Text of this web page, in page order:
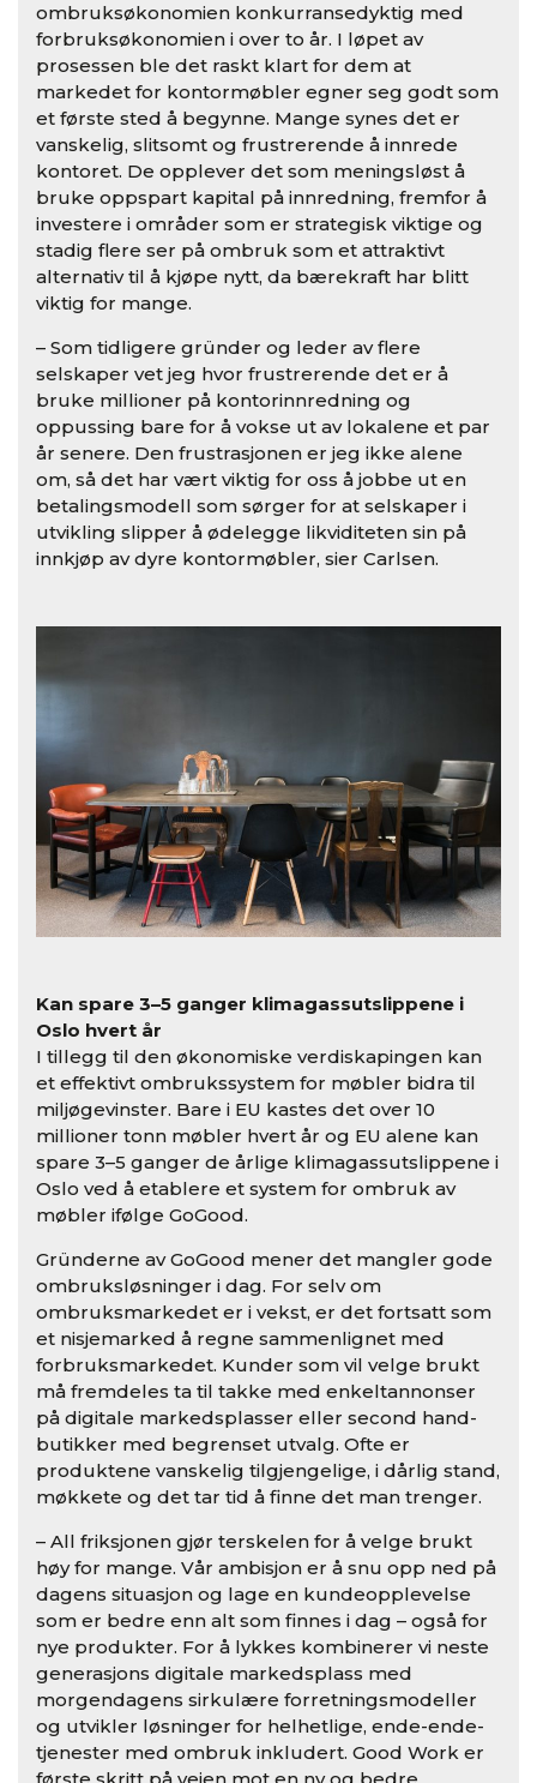
ombruksøkonomien konkurransedyktig med
forbruksøkonomien i over to år. I løpet av
prosessen ble det raskt klart for dem at
markedet for kontormøbler egner seg godt som
et første sted å begynne. Mange synes det er
vanskelig, slitsomt og frustrerende å innrede
kontoret. De opplever det som meningsløst å
bruke oppspart kapital på innredning, fremfor å
investere i områder som er strategisk viktige og
stadig flere ser på ombruk som et attraktivt
alternativ til å kjøpe nytt, da bærekraft har blitt
viktig for mange.
– Som tidligere gründer og leder av flere
selskaper vet jeg hvor frustrerende det er å
bruke millioner på kontorinnredning og
oppussing bare for å vokse ut av lokalene et par
år senere. Den frustrasjonen er jeg ikke alene
om, så det har vært viktig for oss å jobbe ut en
betalingsmodell som sørger for at selskaper i
utvikling slipper å ødelegge likviditeten sin på
innkjøp av dyre kontormøbler, sier Carlsen.
Kan spare 3–5 ganger klimagassutslippene i
Oslo hvert år
I tillegg til den økonomiske verdiskapingen kan
et effektivt ombrukssystem for møbler bidra til
miljøgevinster. Bare i EU kastes det over 10
millioner tonn møbler hvert år og EU alene kan
spare 3–5 ganger de årlige klimagassutslippene i
Oslo ved å etablere et system for ombruk av
møbler ifølge GoGood.
Gründerne av GoGood mener det mangler gode
ombruksløsninger i dag. For selv om
ombruksmarkedet er i vekst, er det fortsatt som
et nisjemarked å regne sammenlignet med
forbruksmarkedet. Kunder som vil velge brukt
må fremdeles ta til takke med enkeltannonser
på digitale markedsplasser eller second hand-
butikker med begrenset utvalg. Ofte er
produktene vanskelig tilgjengelige, i dårlig stand,
møkkete og det tar tid å finne det man trenger.
– All friksjonen gjør terskelen for å velge brukt
høy for mange. Vår ambisjon er å snu opp ned på
dagens situasjon og lage en kundeopplevelse
som er bedre enn alt som finnes i dag – også for
nye produkter. For å lykkes kombinerer vi neste
generasjons digitale markedsplass med
morgendagens sirkulære forretningsmodeller
og utvikler løsninger for helhetlige, ende-ende-
tjenester med ombruk inkludert. Good Work er